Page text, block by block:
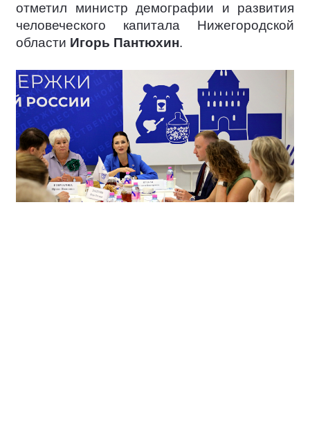
отметил министр демографии и развития
человеческого капитала Нижегородской
области Игорь Пантюхин.